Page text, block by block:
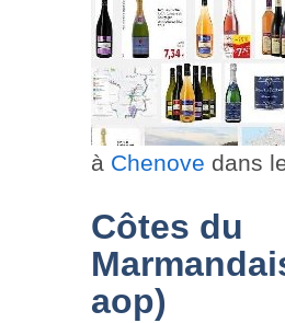
à Chenove dans
Côtes du
aop)